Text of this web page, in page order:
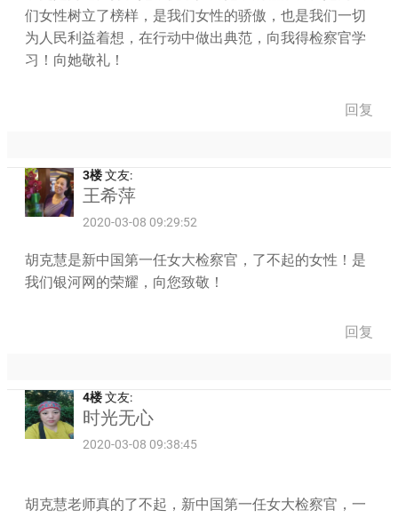
们女性树立了榜样，是我们女性的骄傲，也是我们一切
为人民利益着想，在行动中做出典范，向我得检察官学
习！向她敬礼！
回复
3楼文友:
王希萍
2020-03-08 09:29:52
胡克慧是新中国第一任女大检察官，了不起的女性！是
我们银河网的荣耀，向您致敬！
回复
4楼文友:
时光无心
2020-03-08 09:38:45
胡克慧老师真的了不起，新中国第一任女大检察官，一